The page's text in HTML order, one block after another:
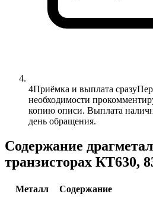
4Приёмка и выплата сразу
необходимости
копию описи. Выплата
день обращения.
Содержание
транзисторах КТ630,
Металл Содержание